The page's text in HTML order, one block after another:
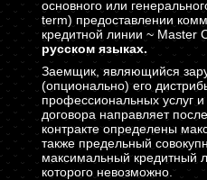
основного или
term) предоставлении
кредитной линии ~ Master
русском языках.
Заемщик, являющийся
(опционально) его
профессиональных услуг
договора направляет
контракте определены
также предельный
максимальный кредитный
которого невозможно.